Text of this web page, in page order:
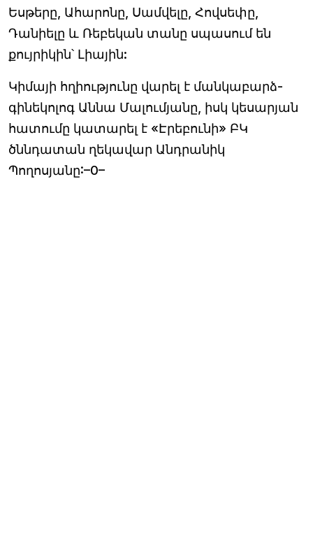
Եսթերը, Ահարոնը, Սամվելը, Հովսեփը,
Դանիելը և Ռեբեկան տանը սպասում են
քույրիկին՝ Լիային:
Կիմայի հղիությունը վարել է մանկաբարձ-
գինեկոլոգ Աննա Մալումյանը, իսկ կեսարյան
հատումը կատարել է «Էրեբունի» ԲԿ
ծննդատան ղեկավար Անդրանիկ
Պողոսյանը:–0–